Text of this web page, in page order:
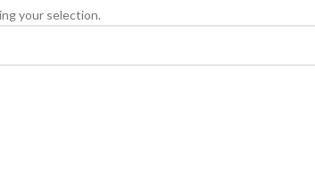
your selection.